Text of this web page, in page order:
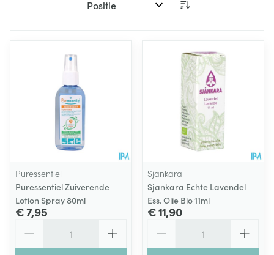
Sorteer op:
Puressentiel
Puressentiel Zuiverende
Lotion Spray 80ml
€ 7,95
Sjankara
Sjankara Echte Lavendel
Ess. Olie Bio 11ml
€ 11,90